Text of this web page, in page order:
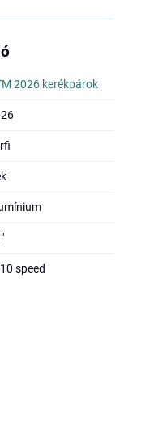
2026 kerékpárok
speed